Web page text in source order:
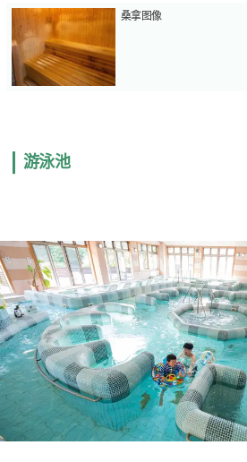
桑拿图像
游泳池